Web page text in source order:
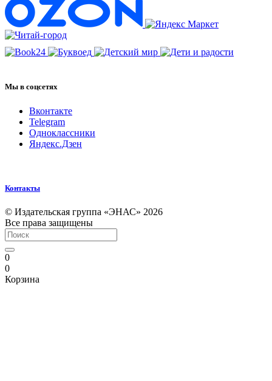
Мы в соцсетях
Вконтакте
Telegram
Одноклассники
Яндекс.Дзен
Контакты
© Издательская группа «ЭНАС» 2026
Все права защищены
0
0
Корзина